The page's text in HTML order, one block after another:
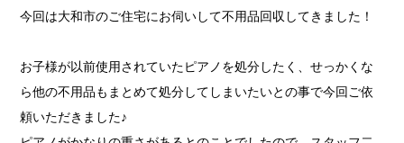
今回は大和市のご住宅にお伺いして不用品回収してきました！
お子様が以前使用されていたピアノを処分したく、せっかくな
ら他の不用品もまとめて処分してしまいたいとの事で今回ご依
頼いただきました♪